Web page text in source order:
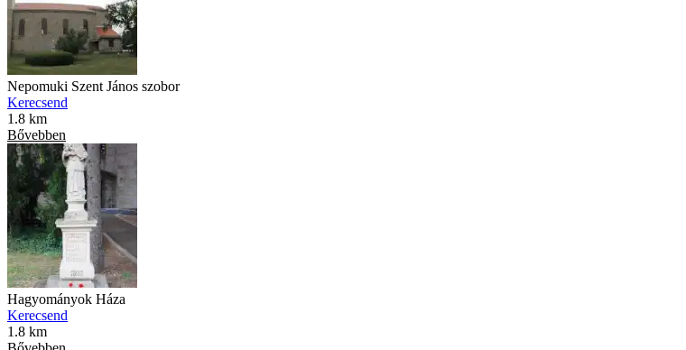
Nepomuki Szent János szobor
Kerecsend
1.8 km
Bővebben
Hagyományok Háza
Kerecsend
1.8 km